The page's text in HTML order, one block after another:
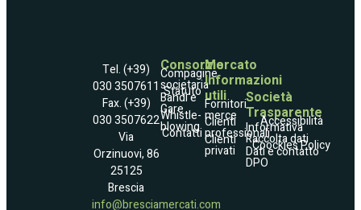
Tel. (+39)
030 3507611
Fax. (+39)
030 3507622
Via
Orzinuovi, 86
25125
Brescia
info@bresciamercati.com
Consorzio
Compagine
societaria
Statuto
Bandi e
Gare
Whistle­
blowing
Contatti
Mercato
Informazioni
utili
Fornitori
merce
Clienti
professionali
Clienti
privati
Società
Trasparente
Accessibilità
Informativa
Raccolta dati
Coockies Policy
Dati e contatto
DPO